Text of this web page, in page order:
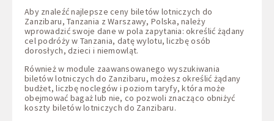
Aby znaleźć najlepsze ceny biletów lotniczych do
Zanzibaru, Tanzania z Warszawy, Polska, należy
wprowadzić swoje dane w pola zapytania: określić żądany
cel podróży w Tanzania, datę wylotu, liczbę osób
dorosłych, dzieci i niemowląt.
Również w module zaawansowanego wyszukiwania
biletów lotniczych do Zanzibaru, możesz określić żądany
budżet, liczbę noclegów i poziom taryfy, która może
obejmować bagaż lub nie, co pozwoli znacząco obniżyć
koszty biletów lotniczych do Zanzibaru.